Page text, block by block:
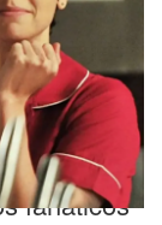
actor de
fanáticos